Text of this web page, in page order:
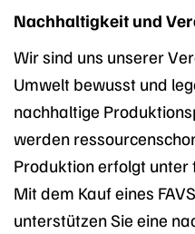
Nachhaltigkeit und
Wir sind uns unserer
Umwelt bewusst und
nachhaltige
werden
Produktion erfolgt unter
Mit dem Kauf eines
unterstützen Sie eine